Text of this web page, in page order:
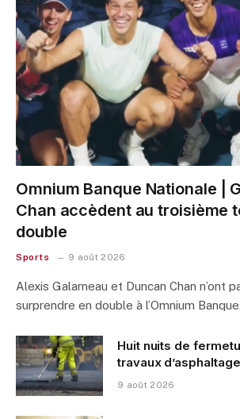
Omnium Banque Nationale |
Chan accèdent au troisième
double
Sports 9 août 2026
Alexis Galarneau et Duncan Chan n’ont
surprendre en double à l’Omnium
Huit nuits de
travaux d’asphaltage
9 août 2026